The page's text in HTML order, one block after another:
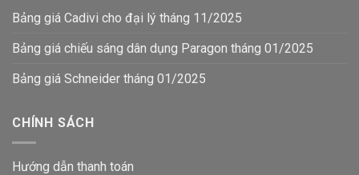
Bảng giá Cadivi cho đại lý tháng 11/2025
Bảng giá chiếu sáng dân dụng Paragon tháng 01/2025
Bảng giá Schneider tháng 01/2025
CHÍNH SÁCH
Hướng dẫn thanh toán